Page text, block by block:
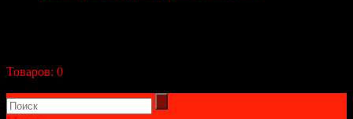
Товаров: 0